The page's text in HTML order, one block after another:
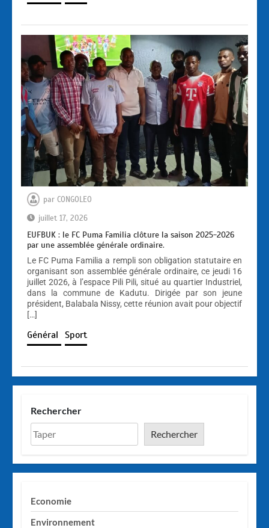
par CONGOLEO
juillet 17, 2026
EUFBUK : le FC Puma Familia clôture la saison 2025-2026
par une assemblée générale ordinaire.
Le FC Puma Familia a rempli son obligation statutaire en
organisant son assemblée générale ordinaire, ce jeudi 16
juillet 2026, à l’espace Pili Pili, situé au quartier Industriel,
dans la commune de Kadutu. Dirigée par son jeune
président, Balabala Nissy, cette réunion avait pour objectif
[…]
Général Sport
Rechercher
Rechercher
Economie
Environnement